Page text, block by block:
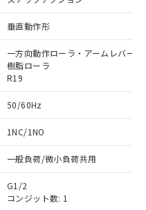
垂直動作形
一方向動作ローラ・アームレバー
樹脂ローラ
R19
50/60Hz
1NC/1NO
一般負荷/微小負荷共用
G1/2
コンジット数: 1